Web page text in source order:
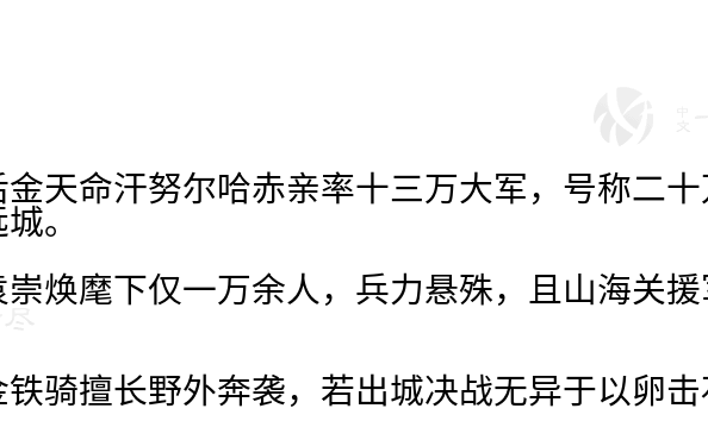
天命汗努尔哈赤亲率十三万大军，号称二
。
焕麾下仅一万余人，兵力悬殊，且山海关
骑擅长野外奔袭，若出城决战无异于以卵击